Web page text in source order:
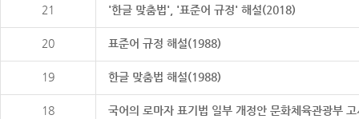
21 '한글 맞춤법', '표준어 규정' 해설(2018)
20 표준어 규정 해설(1988)
19 한글 맞춤법 해설(1988)
18 국어의 로마자 표기법 일부 개정안 문화체육관광부